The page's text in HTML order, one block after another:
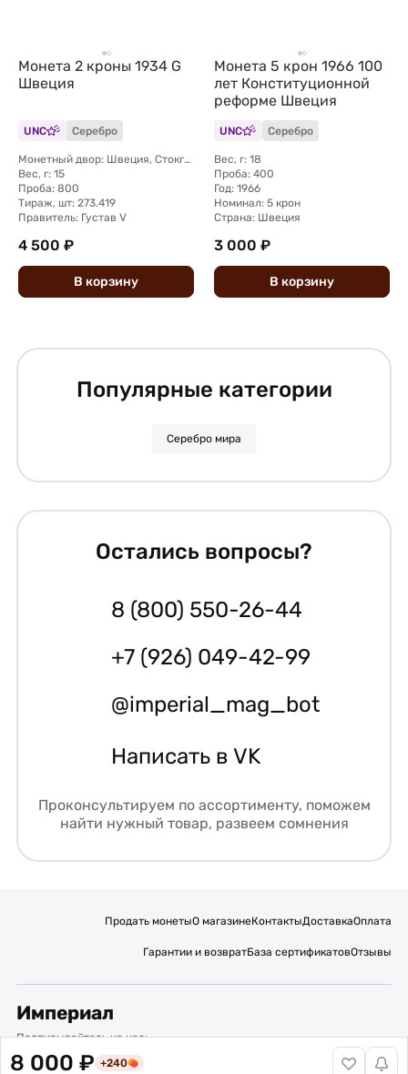
8 000 ₽ +240
Монета 2 кроны 1934 G
Швеция
UNC Серебро
Монетный двор: Швеция, Стокгольм
Вес, г: 15
Проба: 800
Тираж, шт: 273.419
Правитель: Густав V
4 500 ₽
В корзину
Монета 5 крон 1966 100
лет Конституционной
реформе Швеция
UNC Серебро
Вес, г: 18
Проба: 400
Год: 1966
Номинал: 5 крон
Страна: Швеция
3 000 ₽
В корзину
Популярные категории
Серебро мира
Остались вопросы?
8 (800) 550-26-44
+7 (926) 049-42-99
@imperial_mag_bot
Написать в VK
Проконсультируем по ассортименту, поможем
найти нужный товар, развеем сомнения
Продать монетыО магазинеКонтактыДоставкаОплата
Гарантии и возвратБаза сертификатовОтзывы
Империал
Подписывайтесь на нас:
Вакансии